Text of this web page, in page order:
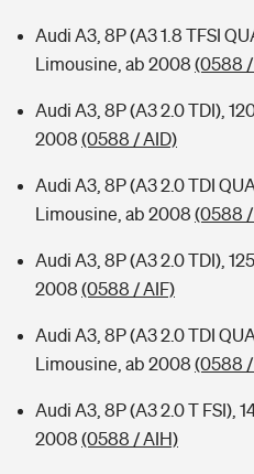
Audi A3, 8P (A3 1.8 TFSI
Limousine, ab 2008 (0588 /
Audi A3, 8P (A3 2.0 TDI),
2008 (0588 / AID)
Audi A3, 8P (A3 2.0 TDI
Limousine, ab 2008 (0588 /
Audi A3, 8P (A3 2.0 TDI),
2008 (0588 / AIF)
Audi A3, 8P (A3 2.0 TDI
Limousine, ab 2008 (0588 /
Audi A3, 8P (A3 2.0 T FSI),
2008 (0588 / AIH)